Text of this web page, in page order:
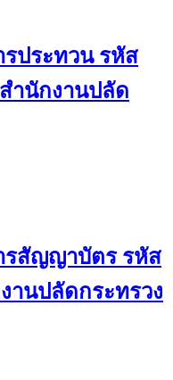
ประทวน รหัส
ำนักงานปลัด
รสัญญาบัตร รหัส
านปลัดกระทรวง